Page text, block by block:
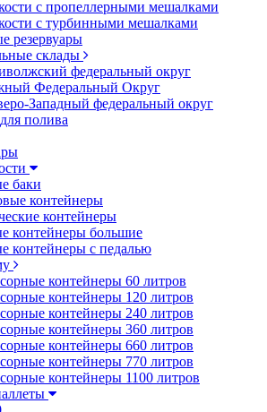
с пропеллерными мешалками
с турбинными мешалками
резервуары
склады
федеральный округ
Федеральный Округ
Западный федеральный округ
полива
баки
контейнеры
контейнеры
контейнеры большие
контейнеры с педалью
контейнеры 60 литров
контейнеры 120 литров
контейнеры 240 литров
контейнеры 360 литров
контейнеры 660 литров
контейнеры 770 литров
контейнеры 1100 литров